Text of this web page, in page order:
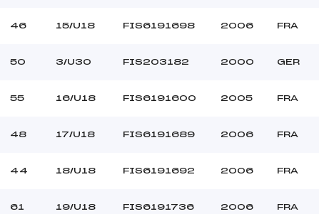
46 15/U18 FIS6191698 2006 FRA
50 3/U30 FIS203182 2000 GER
55 16/U18 FIS6191600 2005 FRA
48 17/U18 FIS6191689 2006 FRA
44 18/U18 FIS6191692 2006 FRA
61 19/U18 FIS6191736 2006 FRA